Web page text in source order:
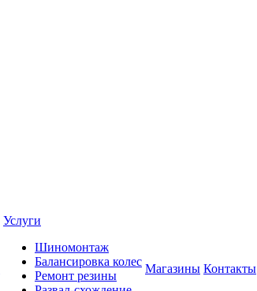
Услуги
Шиномонтаж
Балансировка колес
Ремонт резины
Магазины Контакты